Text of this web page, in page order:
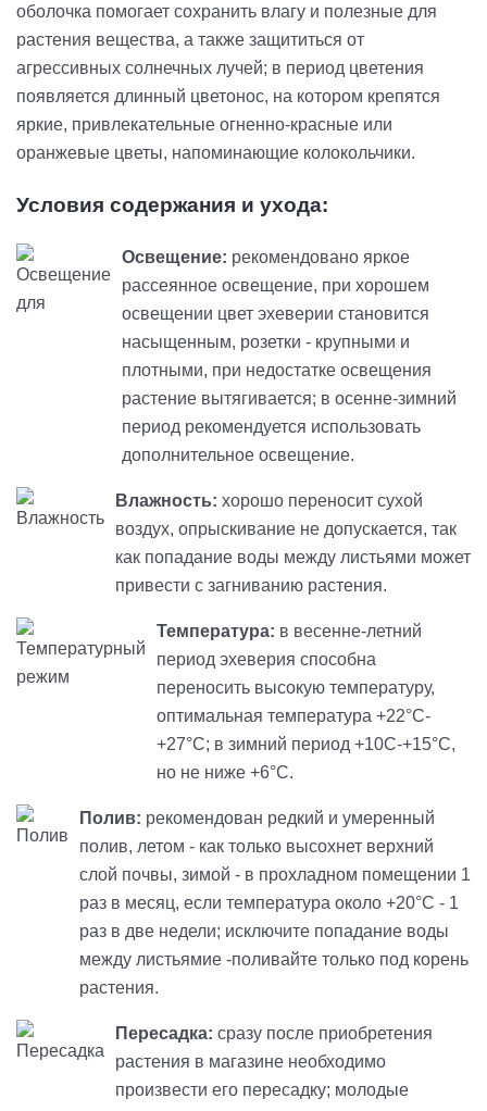
оболочка помогает сохранить влагу и полезные для
растения вещества, а также защититься от
агрессивных солнечных лучей; в период цветения
появляется длинный цветонос, на котором крепятся
яркие, привлекательные огненно-красные или
оранжевые цветы, напоминающие колокольчики.
Условия содержания и ухода:
Освещение: рекомендовано яркое
рассеянное освещение, при хорошем
освещении цвет эхеверии становится
насыщенным, розетки - крупными и
плотными, при недостатке освещения
растение вытягивается; в осенне-зимний
период рекомендуется использовать
дополнительное освещение.
Влажность: хорошо переносит сухой
воздух, опрыскивание не допускается, так
как попадание воды между листьями может
привести с загниванию растения.
Температура: в весенне-летний
период эхеверия способна
переносить высокую температуру,
оптимальная температура +22°С-
+27°С; в зимний период +10С-+15°С,
но не ниже +6°С.
Полив: рекомендован редкий и умеренный
полив, летом - как только высохнет верхний
слой почвы, зимой - в прохладном помещении 1
раз в месяц, если температура около +20°C - 1
раз в две недели; исключите попадание воды
между листьямие -поливайте только под корень
растения.
Пересадка: сразу после приобретения
растения в магазине необходимо
произвести его пересадку; молодые